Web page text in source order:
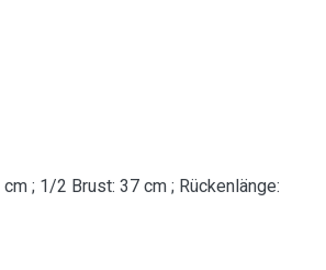
; 1/2 Brust: 37 cm ; Rückenlänge: